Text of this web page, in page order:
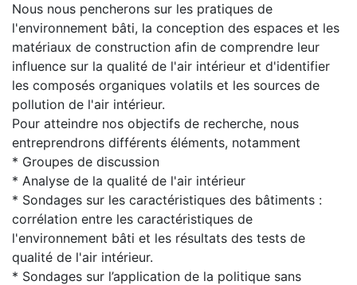
Nous nous pencherons sur les pratiques de
l'environnement bâti, la conception des espaces et les
matériaux de construction afin de comprendre leur
influence sur la qualité de l'air intérieur et d'identifier
les composés organiques volatils et les sources de
pollution de l'air intérieur.
Pour atteindre nos objectifs de recherche, nous
entreprendrons différents éléments, notamment
* Groupes de discussion
* Analyse de la qualité de l'air intérieur
* Sondages sur les caractéristiques des bâtiments :
corrélation entre les caractéristiques de
l'environnement bâti et les résultats des tests de
qualité de l'air intérieur.
* Sondages sur l’application de la politique sans